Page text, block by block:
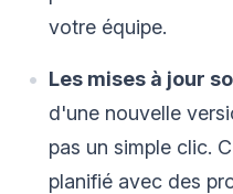
votre équipe.
Les mises à jour
d'une nouvelle
pas un simple clic.
planifié avec des